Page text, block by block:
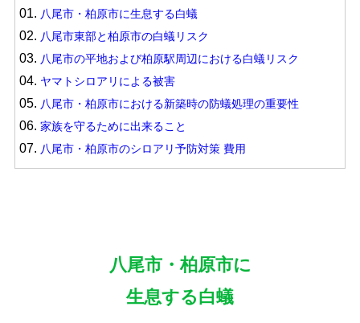
01. 八尾市・柏原市に生息する白蟻
02. 八尾市東部と柏原市の白蟻リスク
03. 八尾市の平地および柏原駅周辺における白蟻リスク
04. ヤマトシロアリによる被害
05. 八尾市・柏原市における新築時の防蟻処理の重要性
06. 家族を守るために出来ること
07. 八尾市・柏原市のシロアリ予防対策 費用
八尾市・柏原市に
生息する白蟻